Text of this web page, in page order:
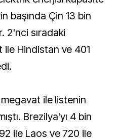
başında Çin 13 bin
2'nci sıradaki
Hindistan ve 401
ile listenin
Brezilya'yı 4 bin
ile Laos ve 720 ile